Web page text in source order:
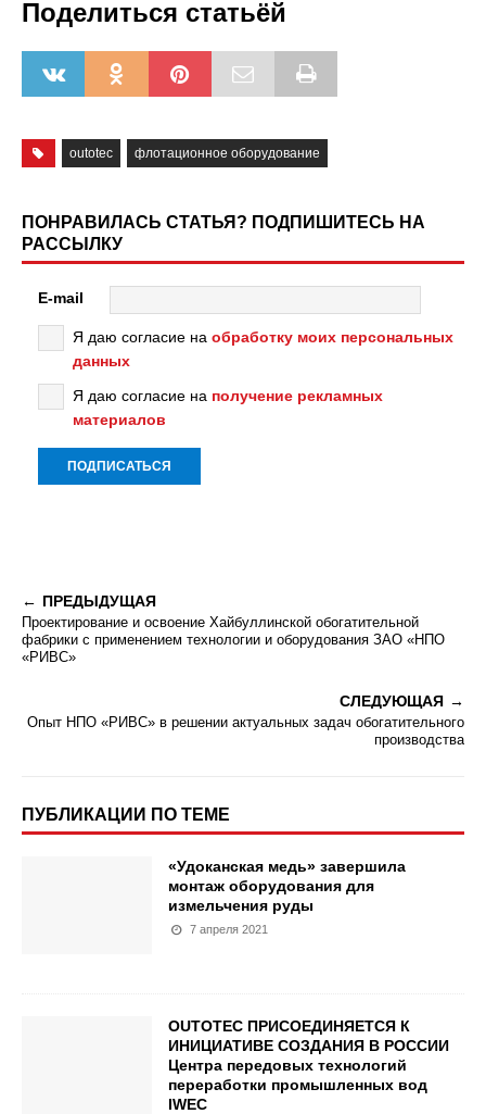
Поделиться статьёй
outotec флотационное оборудование
ПОНРАВИЛАСЬ СТАТЬЯ? ПОДПИШИТЕСЬ НА
РАССЫЛКУ
E-mail
Я даю согласие на обработку моих персональных
данных
Я даю согласие на получение рекламных
материалов
ПРЕДЫДУЩАЯ
Проектирование и освоение Хайбуллинской обогатительной
фабрики с применением технологии и оборудования ЗАО «НПО
«РИВС»
СЛЕДУЮЩАЯ
Опыт НПО «РИВС» в решении актуальных задач обогатительного
производства
ПУБЛИКАЦИИ ПО ТЕМЕ
«Удоканская медь» завершила
монтаж оборудования для
измельчения руды
7 апреля 2021
OUTOTEC ПРИСОЕДИНЯЕТСЯ К
ИНИЦИАТИВЕ СОЗДАНИЯ В РОССИИ
Центра передовых технологий
переработки промышленных вод
IWEC